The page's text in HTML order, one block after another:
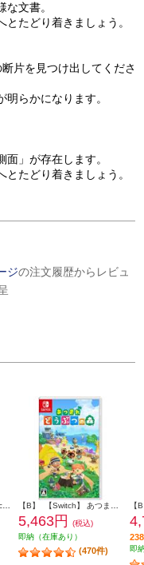
文書。
たどり着きましょう。
片を見つけ出してくださ
らかになります。
」が存在します。
たどり着きましょう。
ジの注文履歴からレビュ
【数量限定特価】 【Switch】 星のカービィ スターアライズ 【B】 【Switch】 あつまれ どうぶつの森
5,463円
(税込)
即納（在庫あり）
(470件) 即